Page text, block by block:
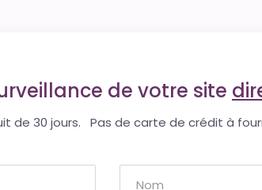
de votre site
de 30 jours. Pas de carte de crédit à